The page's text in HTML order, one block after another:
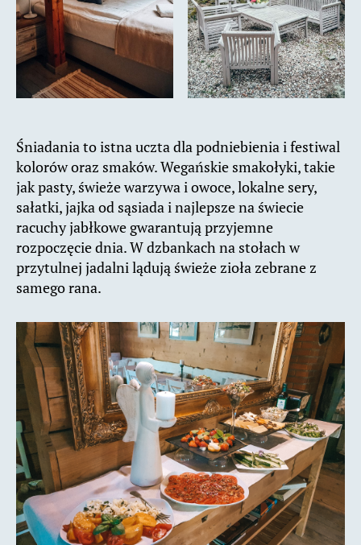
Śniadania to istna uczta dla podniebienia i festiwal
kolorów oraz smaków. Wegańskie smakołyki, takie
jak pasty, świeże warzywa i owoce, lokalne sery,
sałatki, jajka od sąsiada i najlepsze na świecie
racuchy jabłkowe gwarantują przyjemne
rozpoczęcie dnia. W dzbankach na stołach w
przytulnej jadalni lądują świeże zioła zebrane z
samego rana.